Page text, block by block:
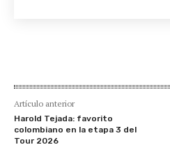
Artículo anterior
Harold Tejada: favorito
colombiano en la etapa 3 del
Tour 2026